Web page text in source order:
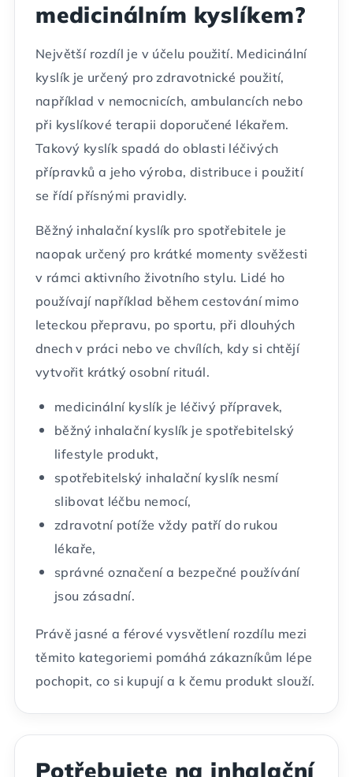
medicinálním kyslíkem?
Největší rozdíl je v účelu použití. Medicinální
kyslík je určený pro zdravotnické použití,
například v nemocnicích, ambulancích nebo
při kyslíkové terapii doporučené lékařem.
Takový kyslík spadá do oblasti léčivých
přípravků a jeho výroba, distribuce i použití
se řídí přísnými pravidly.
Běžný inhalační kyslík pro spotřebitele je
naopak určený pro krátké momenty svěžesti
v rámci aktivního životního stylu. Lidé ho
používají například během cestování mimo
leteckou přepravu, po sportu, při dlouhých
dnech v práci nebo ve chvílích, kdy si chtějí
vytvořit krátký osobní rituál.
medicinální kyslík je léčivý přípravek,
běžný inhalační kyslík je spotřebitelský
lifestyle produkt,
spotřebitelský inhalační kyslík nesmí
slibovat léčbu nemocí,
zdravotní potíže vždy patří do rukou
lékaře,
správné označení a bezpečné používání
jsou zásadní.
Právě jasné a férové vysvětlení rozdílu mezi
těmito kategoriemi pomáhá zákazníkům lépe
pochopit, co si kupují a k čemu produkt slouží.
Potřebujete na inhalační